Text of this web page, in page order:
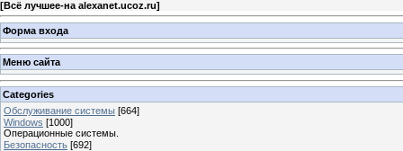
[Всё лучшее-на alexanet.ucoz.ru]
Форма входа
Меню сайта
Categories
Обслуживание системы [664]
Windows [1000]
Операционные системы.
Безопасность [692]